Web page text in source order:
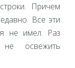
Причем
Все эти
не имел. Раз
освежить